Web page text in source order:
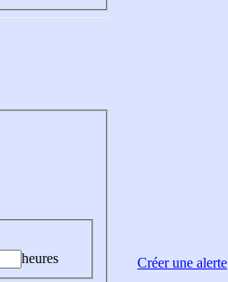
heures
Créer une alerte